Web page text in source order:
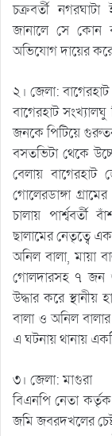
চক্রবর্তী
জানালে সে কোন
অভিযোগ দায়ের
২। জেলা: বাগেরহাট
বাগেরহাট
জনকে পিটিয়ে
বসতভিটা থেকে
বেলায় বাগেরহাট
গোলেরডাঙ্গা
চালায় পার্শ্ববর্তী
ছালামের নেতৃত্বে
অনিল বালা, মায়া
গোলদারসহ ৭ জন
উদ্ধার করে স্থানীয়
বালা ও অনিল
এ ঘটনায় থানায়
৩। জেলা: মাগুরা
বিএনপি নেতা কর্তৃক
জমি জবরদখলের